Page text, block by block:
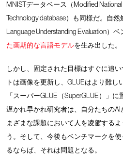
MNISTデータベース（Modified National
Technology database）も同様だ。自然
Language Understanding Evaluation）
た画期的な言語モデルを生み出した。
しかし、固定された目標はすぐに追
トは画像を更新し、GLUEはより難
「スーパーGLUE（SuperGLUE）」
遅かれ早かれ研究者は、自分たちの
まざまな課題において人を凌駕する
う。そして、今後もベンチマークを
るならば、それは問題となる。